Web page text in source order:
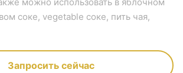
соке, vegetable соке, пить чая,
Запросить сейчас